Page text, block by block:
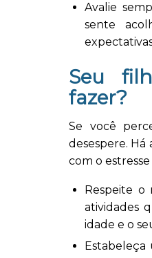
Avalie
sente
Seu
fazer?
Se você
desespere.
com o
Respeite o
atividades
idade e o